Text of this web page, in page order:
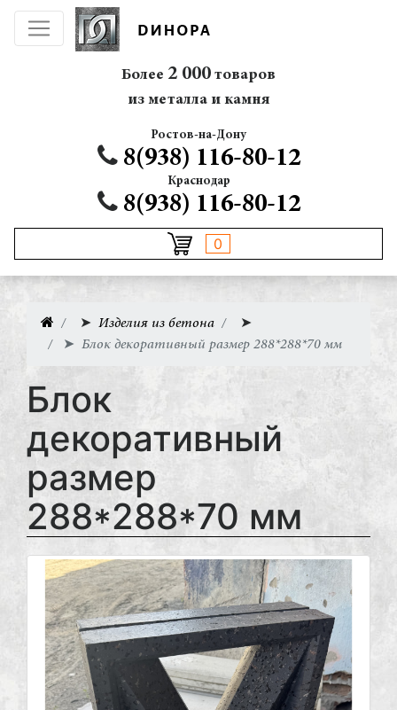
Более 2 000 товаров
из металла и камня
Ростов-на-Дону
8(938) 116-80-12
Краснодар
8(938) 116-80-12
0
➤ Изделия из бетона
➤
➤ Блок декоративный размер 288*288*70 мм
Блок
декоративный
размер
288*288*70 мм